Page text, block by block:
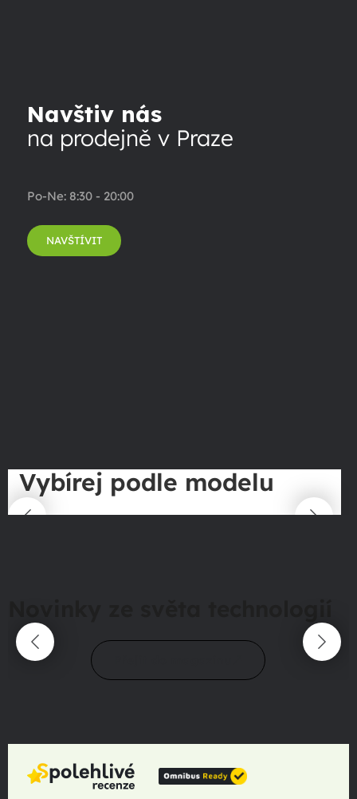
Navštiv nás
na prodejně v Praze
Po-Ne: 8:30 - 20:00
NAVŠTÍVIT
Vybírej podle modelu